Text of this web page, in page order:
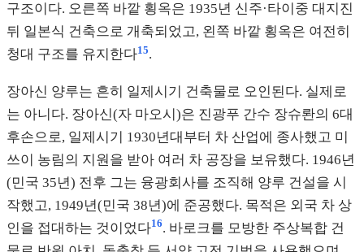
구조이다. 오른쪽 바깥 횡옥은 1935년 신주·타이중 대지진
뒤 일본식 건축으로 개축되었고, 왼쪽 바깥 횡옥은 여전히
청대 구조를 유지한다15.
장아신 양루는 흔히 일제시기 건축물로 오인된다. 실제로
는 아니다. 장아신(자 마오시)은 진광푸 간수 장슈롼의 6대
후손으로, 일제시기 1930년대부터 차 산업에 종사했고 미
쓰이 농림의 지원을 받아 여러 차 공장을 보유했다. 1946년
(민국 35년) 전후 그는 융광회사를 조직해 양루 건설을 시
작했고, 1949년(민국 38년)에 준공했다. 목적은 외국 차 상
인을 접대하는 것이었다16. 바로크를 모방한 주상복합 건